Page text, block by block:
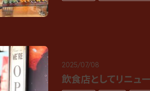
2025/07/08
飲食店としてリニュ